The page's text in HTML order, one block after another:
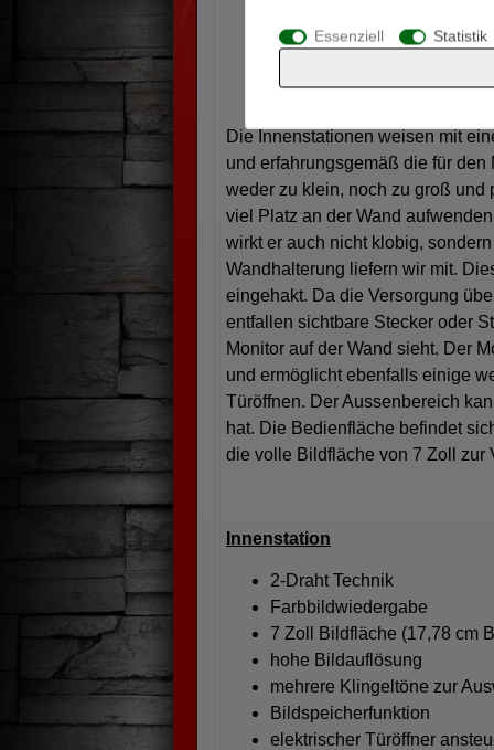
Unterputzmontage inkl.
Maße: 116 x 210 x 40 mm
Die Innenstationen weisen mit
und erfahrungsgemäß die für
weder zu klein, noch zu groß und
viel Platz an der Wand
wirkt er auch nicht klobig,
Wandhalterung liefern wir mit.
eingehakt. Da die Versorgung
entfallen sichtbare Stecker oder
Monitor auf der Wand sieht. Der
und ermöglicht ebenfalls einige
Türöffnen. Der Aussenbereich
hat. Die Bedienfläche befindet
die volle Bildfläche von 7 Zoll zur
Innenstation
2-Draht Technik
Farbbildwiedergabe
7 Zoll Bildfläche (17,78 cm
hohe Bildauflösung
mehrere Klingeltöne zur
Bildspeicherfunktion
elektrischer Türöffner
Essenziell Statistik